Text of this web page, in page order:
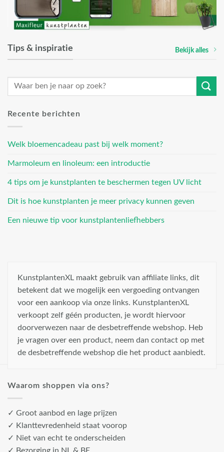
Tips & inspiratie Bekijk alles
Recente berichten
Welk bloemencadeau past bij welk moment?
Marmoleum en linoleum: een introductie
4 tips om je kunstplanten te beschermen tegen UV licht
Dit is hoe kunstplanten je meer privacy kunnen geven
Een nieuwe tip voor kunstplantenliefhebbers
KunstplantenXL maakt gebruik van affiliate links, dit
betekent dat we mogelijk een vergoeding ontvangen
voor een aankoop via onze links. KunstplantenXL
verkoopt zelf géén producten, je wordt hiervoor
doorverwezen naar de desbetreffende webshop. Heb
je vragen over een product, neem dan contact op met
de desbetreffende webshop die het product aanbiedt.
Waarom shoppen via ons?
✓ Groot aanbod en lage prijzen
✓ Klanttevredenheid staat voorop
✓ Niet van echt te onderscheiden
✓ Bezorging in NL & BE